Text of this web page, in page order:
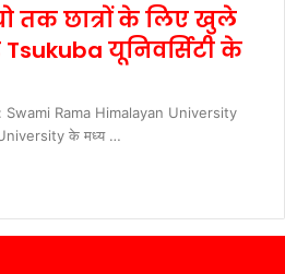
तक छात्रों के लिए खुले
Tsukuba यूनिवर्सिटी के
: Swami Rama Himalayan University
के मध्य …